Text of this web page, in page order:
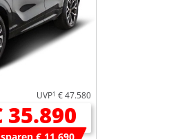
UVP1 € 47.580
35.890